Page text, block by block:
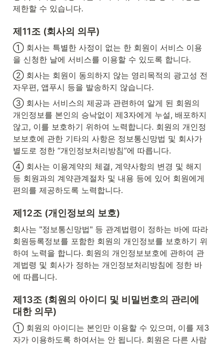
제한할 수 있습니다.
제11조 (회사의 의무)
① 회사는 특별한 사정이 없는 한 회원이 서비스 이용
을 신청한 날에 서비스를 이용할 수 있도록 합니다.
② 회사는 회원이 동의하지 않는 영리목적의 광고성 전
자우편, 앱푸시 등을 발송하지 않습니다.
③ 회사는 서비스의 제공과 관련하여 알게 된 회원의
개인정보를 본인의 승낙없이 제3자에게 누설, 배포하지
않고, 이를 보호하기 위하여 노력합니다. 회원의 개인정
보보호에 관한 기타의 사항은 정보통신망법 및 회사가
별도로 정한 “개인정보처리방침”에 따릅니다.
④ 회사는 이용계약의 체결, 계약사항의 변경 및 해지
등 회원과의 계약관계절차 및 내용 등에 있어 회원에게
편의를 제공하도록 노력합니다.
제12조 (개인정보의 보호)
회사는 "정보통신망법" 등 관계법령이 정하는 바에 따라
회원등록정보를 포함한 회원의 개인정보를 보호하기 위
하여 노력을 합니다. 회원의 개인정보보호에 관하여 관
계법령 및 회사가 정하는 개인정보처리방침에 정한 바
에 따릅니다.
제13조 (회원의 아이디 및 비밀번호의 관리에
대한 의무)
① 회원의 아이디는 본인만 이용할 수 있으며, 이를 제3
자가 이용하도록 하여서는 안 됩니다. 회원은 다른 사람